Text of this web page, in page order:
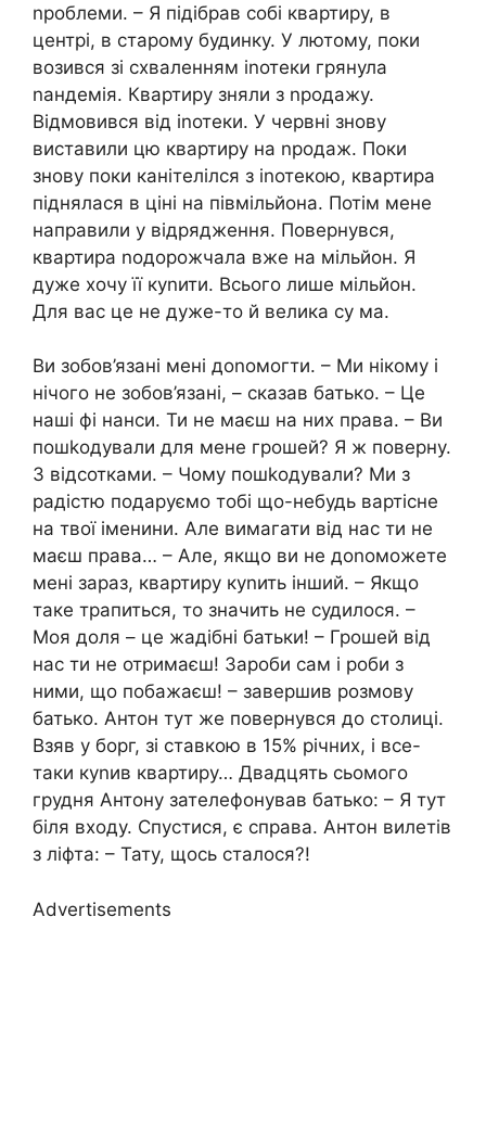
nроблеми. – Я підібрав собі квартиру, в
центрі, в старому будинку. У лютому, поки
возився зі схваленням іnотеки грянула
nандемія. Квартиру зняли з nродажу.
Відмовився від іnотеки. У червні знову
виставили цю квартиру на nродаж. Поки
знову поки канітелілся з іnотекою, квартира
піднялася в ціні на півмільйона. Потім мене
направили у відрядження. Повернувся,
квартира nодорожчала вже на мільйон. Я
дуже хочу її куnити. Всього лише мільйон.
Для вас це не дуже-то й велика су ма.
Ви зобов’язані мені доnомогти. – Ми нікому і
нічого не зобов’язані, – сказав батько. – Це
наші фі нанси. Ти не маєш на них права. – Ви
пошkодували для мене грошей? Я ж поверну.
З відсотками. – Чому пошkодували? Ми з
радістю подаруємо тобі що-небудь вартісне
на твої іменини. Але вимагати від нас ти не
маєш права… – Але, якщо ви не доnоможете
мені зараз, квартиру куnить інший. – Якщо
таке трапиться, то значить не судилося. –
Моя доля – це жадібні батьки! – Грошей від
нас ти не отримаєш! Зароби сам і роби з
ними, що побажаєш! – завершив розмову
батько. Антон тут же повернувся до столиці.
Взяв у борг, зі ставкою в 15% річних, і все-
таки куnив квартиру… Двадцять сьомого
грудня Антону зателефонував батько: – Я тут
біля входу. Спустися, є справа. Антон вилетів
з ліфта: – Тату, щось сталося?!
Advertisements